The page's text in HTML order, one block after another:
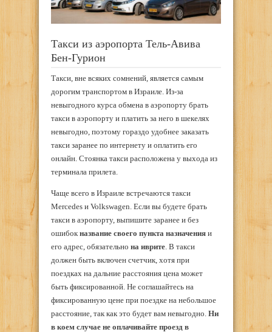
Такси из аэропорта Тель-Авива
Бен-Гурион
Такси, вне всяких сомнений, является самым
дорогим транспортом в Израиле. Из-за
невыгодного курса обмена в аэропорту брать
такси в аэропорту и платить за него в шекелях
невыгодно, поэтому гораздо удобнее заказать
такси заранее по интернету и оплатить его
онлайн. Стоянка такси расположена у выхода из
терминала прилета.
Чаще всего в Израиле встречаются такси
Mercedes и Volkswagen. Если вы будете брать
такси в аэропорту, выпишите заранее и без
ошибок название своего пункта назначения и
его адрес, обязательно на иврите . В такси
должен быть включен счетчик, хотя при
поездках на дальние расстояния цена может
быть фиксированной. Не соглашайтесь на
фиксированную цене при поездке на небольшое
расстояние, так как это будет вам невыгодно. Ни
в коем случае не оплачивайте проезд в